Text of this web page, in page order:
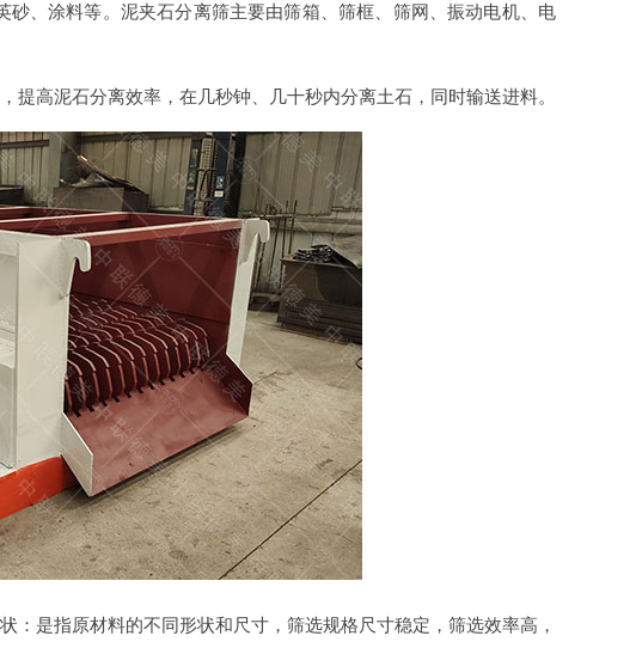
、涂料等。泥夹石分离筛主要由筛箱、筛框、筛网、振动电机、电
高泥石分离效率，在几秒钟、几十秒内分离土石，同时输送进料。
是指原材料的不同形状和尺寸，筛选规格尺寸稳定，筛选效率高，